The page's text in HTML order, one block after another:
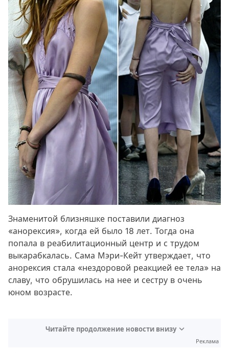
Знаменитой близняшке поставили диагноз
«анорексия», когда ей было 18 лет. Тогда она
попала в реабилитационный центр и с трудом
выкарабкалась. Сама Мэри-Кейт утверждает, что
анорексия стала «нездоровой реакцией ее тела» на
славу, что обрушилась на нее и сестру в очень
юном возрасте.
Читайте продолжение новости внизу
Реклама